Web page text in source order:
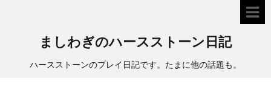
ましわぎのハースストーン日記
ハースストーンのプレイ日記です。たまに他の話題も。